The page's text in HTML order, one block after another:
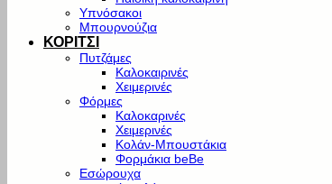
Υπνόσακοι
Μπουρνούζια
ΚΟΡΙΤΣΙ
Πυτζάμες
Καλοκαιρινές
Χειμερινές
Φόρμες
Καλοκαρινές
Χειμερινές
Κολάν-Μπουστάκια
Φορμάκια beBe
Εσώρουχα